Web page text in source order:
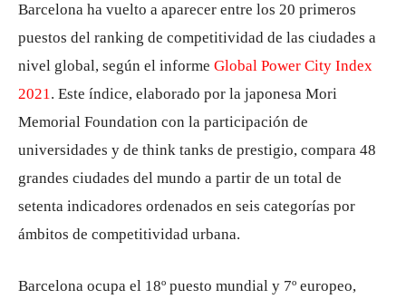
Barcelona ha vuelto a aparecer entre los 20 primeros
puestos del ranking de competitividad de las ciudades a
nivel global, según el informe Global Power City Index
2021. Este índice, elaborado por la japonesa Mori
Memorial Foundation con la participación de
universidades y de think tanks de prestigio, compara 48
grandes ciudades del mundo a partir de un total de
setenta indicadores ordenados en seis categorías por
ámbitos de competitividad urbana.
Barcelona ocupa el 18º puesto mundial y 7º europeo,